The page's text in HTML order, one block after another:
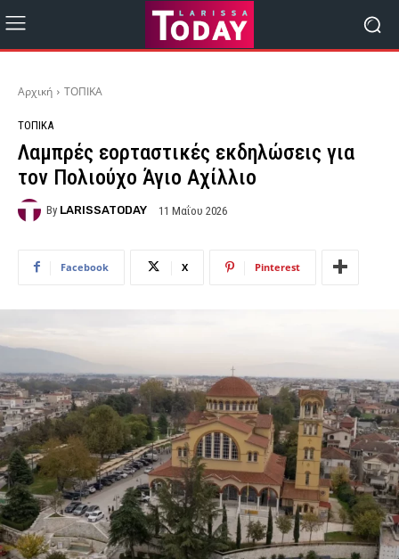
Αρχική ΤΟΠΙΚΑ
ΤΟΠΙΚΑ
Λαμπρές εορταστικές εκδηλώσεις για
τον Πολιούχο Άγιο Αχίλλιο
By LARISSATODAY 11 Μαΐου 2026
Facebook X Pinterest